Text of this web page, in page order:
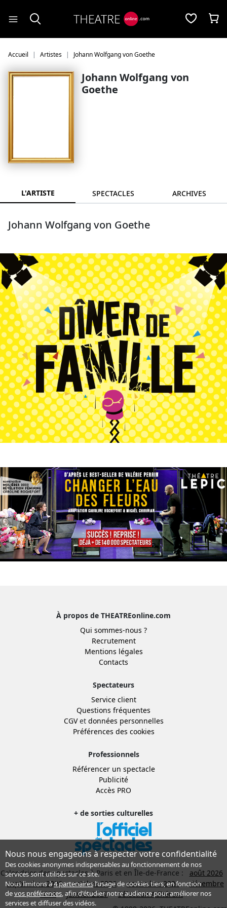
Accueil Artistes Johann Wolfgang von Goethe
Johann Wolfgang von
Goethe
L'ARTISTE SPECTACLES ARCHIVES
Johann Wolfgang von Goethe
À propos de THEATREonline.com
Qui sommes-nous ?
Recrutement
Mentions légales
Contacts
Spectateurs
Service client
Questions fréquentes
CGVet données personnelles
Préférences des cookies
Professionnels
Référencer un spectacle
Publicité
Accès PRO
+ de sorties culturelles
Calendrier des spectacles à Paris et en Île-de-France :
août 2026
septembre 2026
octobre 2026 novembre 2026
décembre
2026
janvier 2027
Sélection Adhérent
Nous nous engageons à respecter votre confidentialité
Des cookies anonymes indispensables au fonctionnement de nos
services sont utilisés sur ce site.
Nous limitons à4 partenairesl’usage de cookies tiers, en fonction
devos préférences, afin d'étudier notre audience pour améliorer nos
services et diffuser des vidéos.